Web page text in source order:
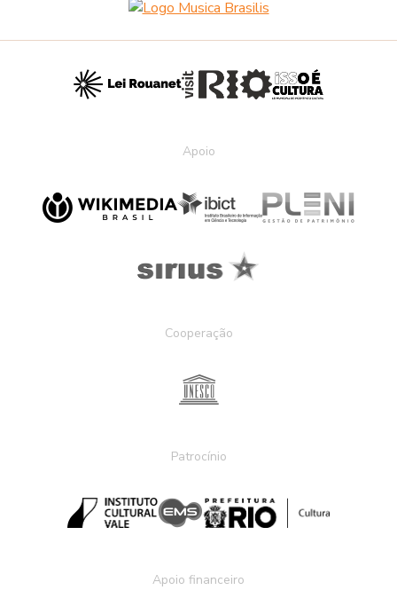
Apoio
Cooperação
Patrocínio
Apoio financeiro